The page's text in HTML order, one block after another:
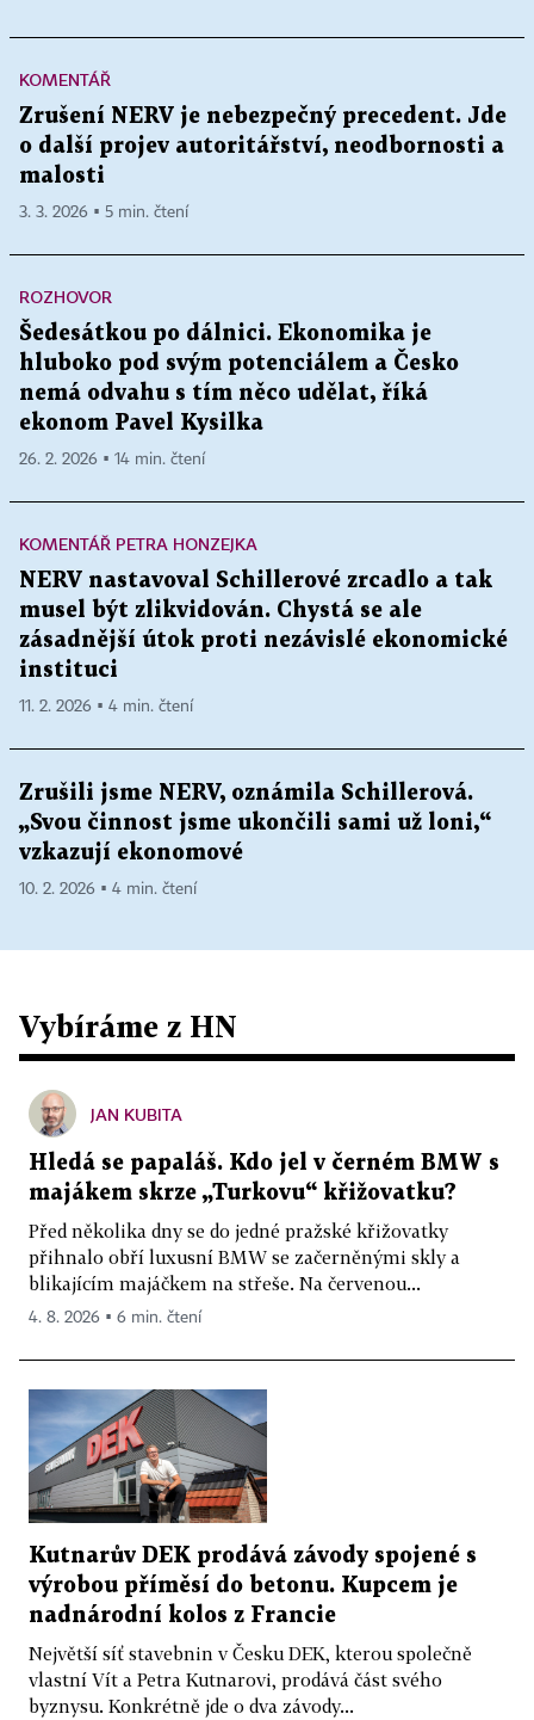
KOMENTÁŘ
Zrušení NERV je nebezpečný precedent. Jde
o další projev autoritářství, neodbornosti a
malosti
3. 3. 2026 ▪ 5 min. čtení
ROZHOVOR
Šedesátkou po dálnici. Ekonomika je
hluboko pod svým potenciálem a Česko
nemá odvahu s tím něco udělat, říká
ekonom Pavel Kysilka
26. 2. 2026 ▪ 14 min. čtení
KOMENTÁŘ PETRA HONZEJKA
NERV nastavoval Schillerové zrcadlo a tak
musel být zlikvidován. Chystá se ale
zásadnější útok proti nezávislé ekonomické
instituci
11. 2. 2026 ▪ 4 min. čtení
Zrušili jsme NERV, oznámila Schillerová.
„Svou činnost jsme ukončili sami už loni,“
vzkazují ekonomové
10. 2. 2026 ▪ 4 min. čtení
Vybíráme z HN
JAN KUBITA
Hledá se papaláš. Kdo jel v černém BMW s
majákem skrze „Turkovu“ křižovatku?
Před několika dny se do jedné pražské křižovatky
přihnalo obří luxusní BMW se začerněnými skly a
blikajícím majáčkem na střeše. Na červenou...
4. 8. 2026 ▪ 6 min. čtení
Kutnarův DEK prodává závody spojené s
výrobou příměsí do betonu. Kupcem je
nadnárodní kolos z Francie
Největší síť stavebnin v Česku DEK, kterou společně
vlastní Vít a Petra Kutnarovi, prodává část svého
byznysu. Konkrétně jde o dva závody...